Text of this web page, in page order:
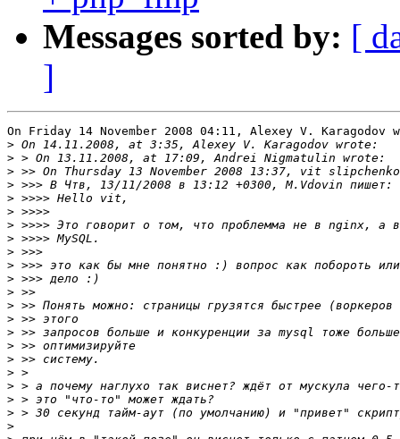
Messages sorted by: [
]
On Friday 14 November 2008 04:11, Alexey V. Karagodov
>
>
>
>
>
>
>
>
>
>
>
>
>
>
>
>
>
>
>
>
>
>